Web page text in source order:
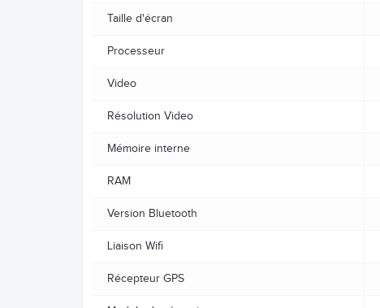
Taille d'écran
Processeur
Video
Résolution Video
Mémoire interne
RAM
Version Bluetooth
Liaison Wifi
Récepteur GPS